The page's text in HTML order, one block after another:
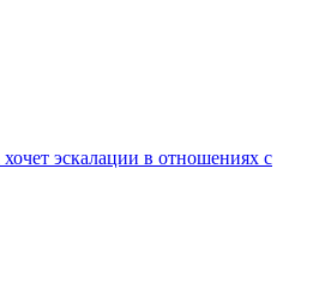
эскалации в отношениях с